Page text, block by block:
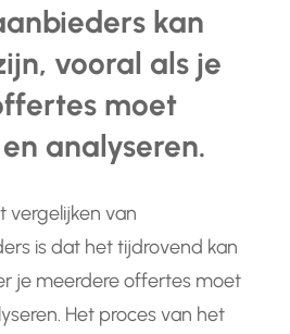
kan
vooral als je
moet
analyseren.
vergelijken van
is dat het tijdrovend kan
je meerdere offertes moet
Het proces van het